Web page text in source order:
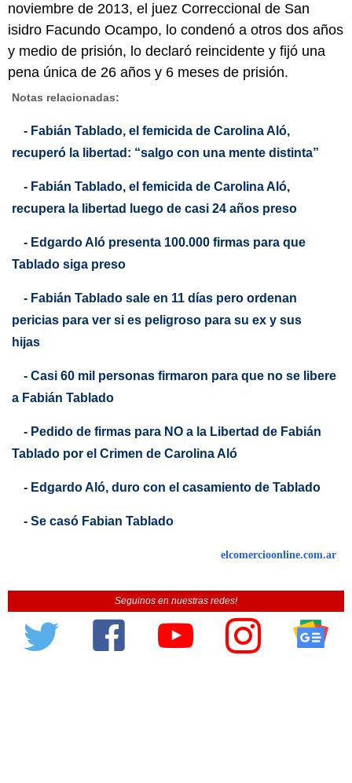
noviembre de 2013, el juez Correccional de San
isidro Facundo Ocampo, lo condenó a otros dos años
y medio de prisión, lo declaró reincidente y fijó una
pena única de 26 años y 6 meses de prisión.
Notas relacionadas:
- Fabián Tablado, el femicida de Carolina Aló,
recuperó la libertad: “salgo con una mente distinta”
- Fabián Tablado, el femicida de Carolina Aló,
recupera la libertad luego de casi 24 años preso
- Edgardo Aló presenta 100.000 firmas para que
Tablado siga preso
- Fabián Tablado sale en 11 días pero ordenan
pericias para ver si es peligroso para su ex y sus
hijas
- Casi 60 mil personas firmaron para que no se libere
a Fabián Tablado
- Pedido de firmas para NO a la Libertad de Fabián
Tablado por el Crimen de Carolina Aló
- Edgardo Aló, duro con el casamiento de Tablado
- Se casó Fabian Tablado
elcomercioonline.com.ar
Seguinos en nuestras redes!